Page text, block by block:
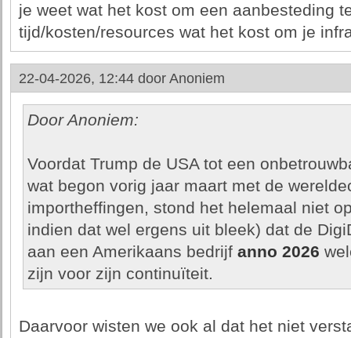
je weet wat het kost om een aanbesteding
tijd/kosten/resources wat het kost om je
22-04-2026, 12:44 door Anoniem
Door Anoniem:
Voordat Trump de USA tot een
wat begon vorig jaar maart met de
importheffingen, stond het helemaal niet
indien dat wel ergens uit bleek) dat de
aan een Amerikaans bedrijf anno 2026
zijn voor zijn continuïteit.
Daarvoor wisten we ook al dat het niet